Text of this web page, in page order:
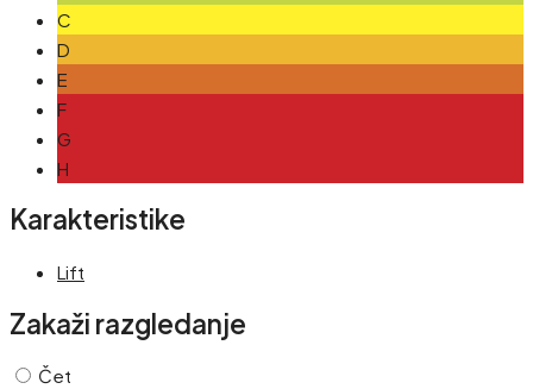
C
D
E
F
G
H
Karakteristike
Lift
Zakaži razgledanje
Čet